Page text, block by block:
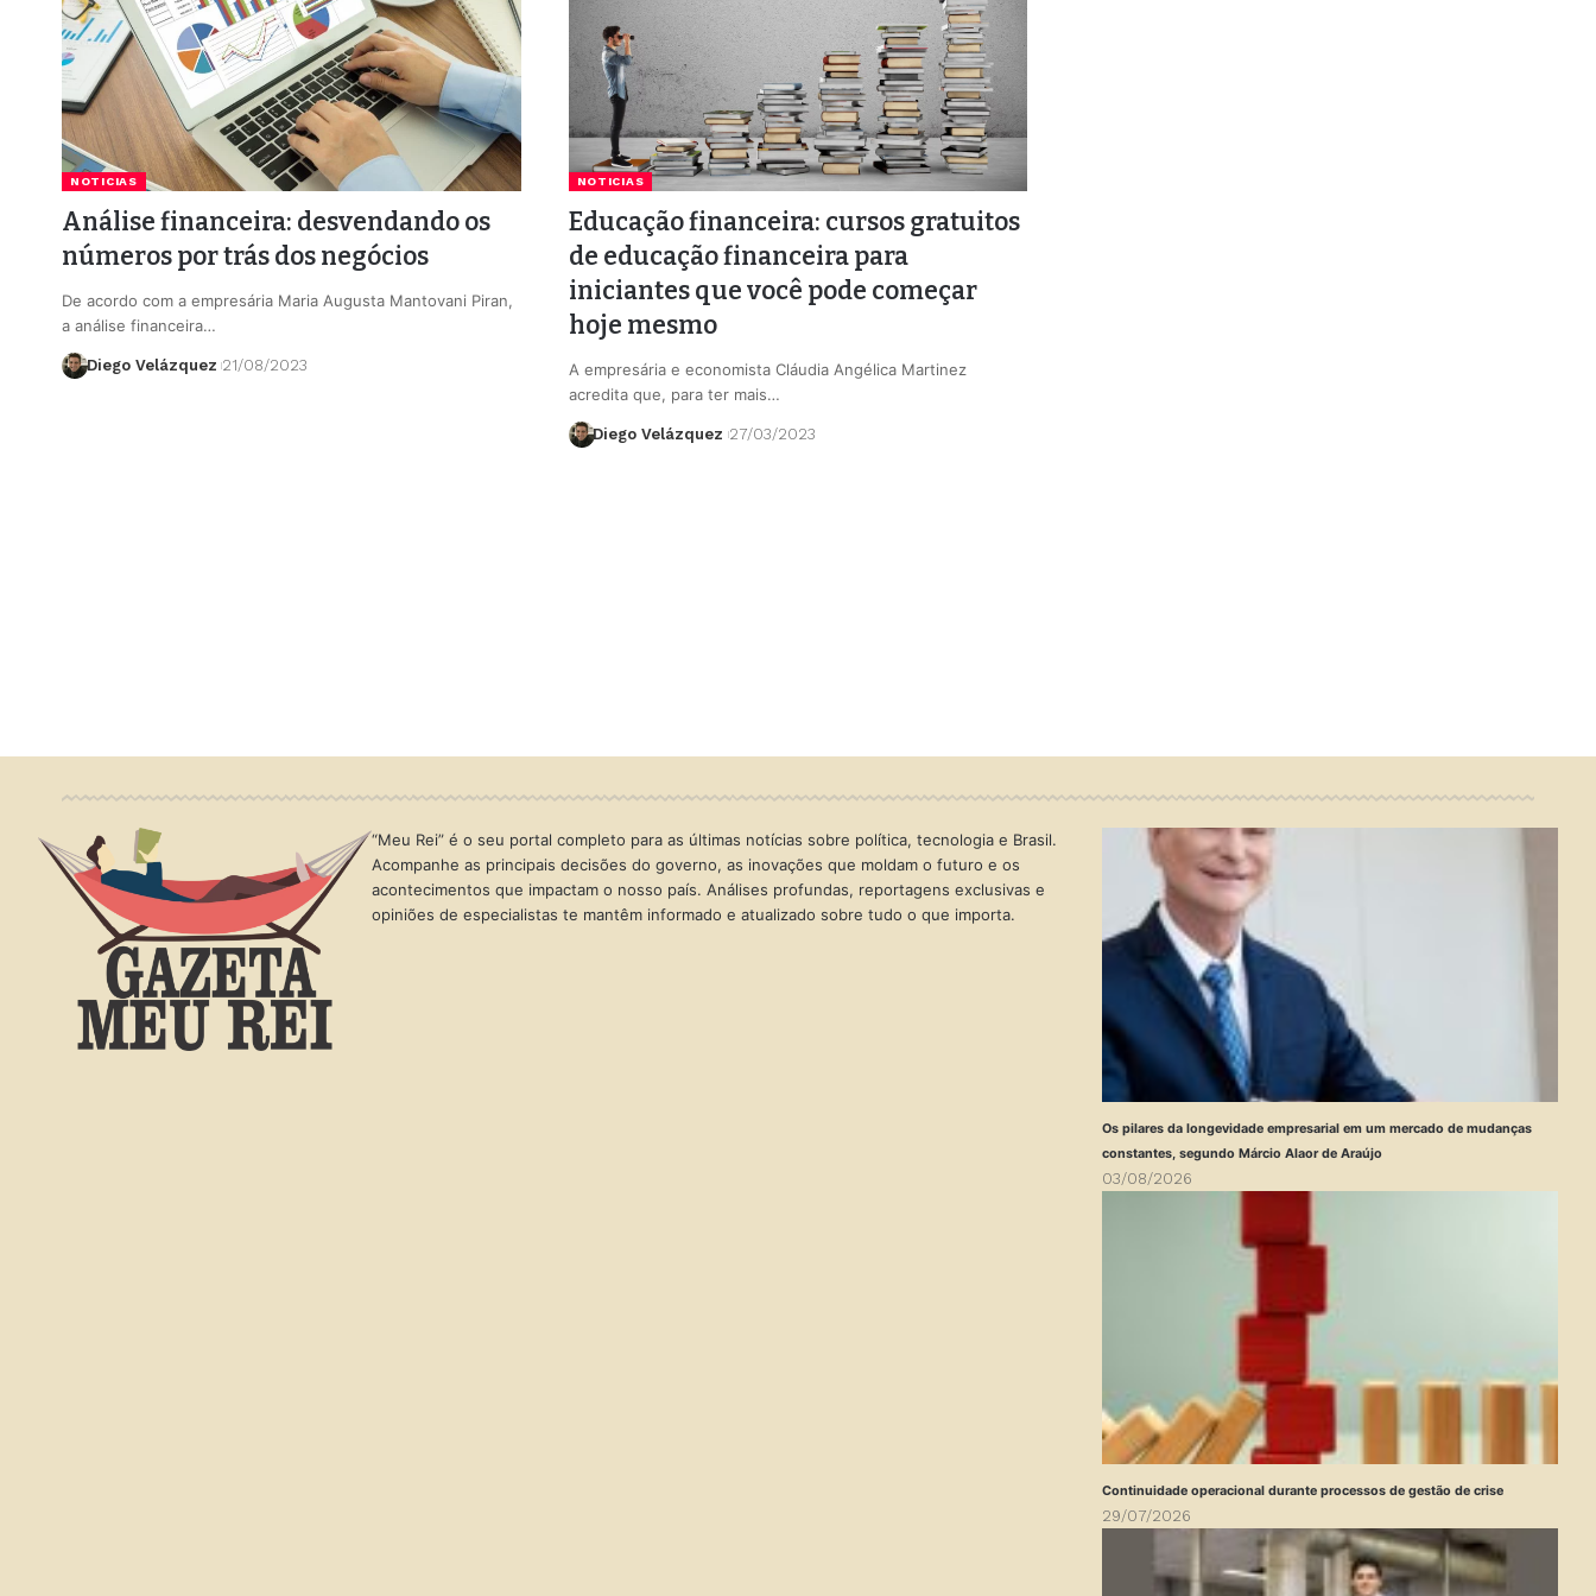
NOTICIAS
Análise financeira: desvendando os
números por trás dos negócios
De acordo com a empresária Maria Augusta Mantovani Piran,
a análise financeira…
Diego Velázquez 21/08/2023
NOTICIAS
Educação financeira: cursos gratuitos
de educação financeira para
iniciantes que você pode começar
hoje mesmo
A empresária e economista Cláudia Angélica Martinez
acredita que, para ter mais…
Diego Velázquez 27/03/2023
“Meu Rei” é o seu portal completo para as últimas notícias sobre política, tecnologia e Brasil.
Acompanhe as principais decisões do governo, as inovações que moldam o futuro e os
acontecimentos que impactam o nosso país. Análises profundas, reportagens exclusivas e
opiniões de especialistas te mantêm informado e atualizado sobre tudo o que importa.
Os pilares da longevidade empresarial em um mercado de mudanças
constantes, segundo Márcio Alaor de Araújo
03/08/2026
Continuidade operacional durante processos de gestão de crise
29/07/2026